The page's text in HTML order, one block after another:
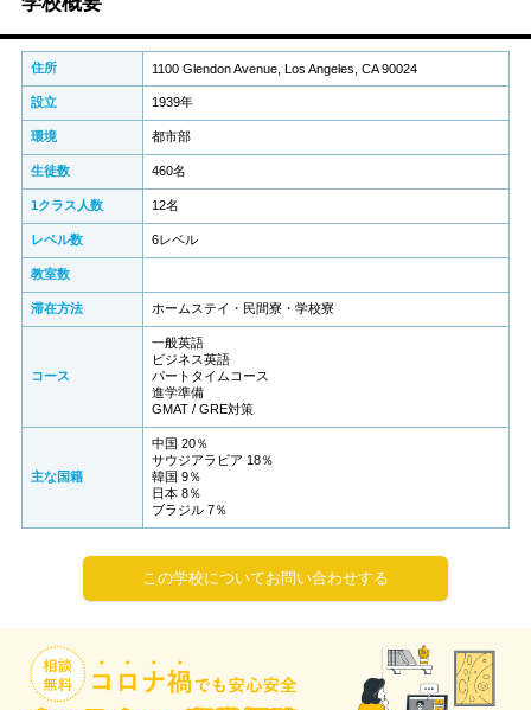
住所 1100 Glendon Avenue, Los Angeles, CA 90024
設立 1939年
環境 都市部
生徒数 460名
1クラス人数 12名
レベル数 6レベル
教室数
滞在方法 ホームステイ・民間寮・学校寮
コース
一般英語
ビジネス英語
パートタイムコース
進学準備
GMAT / GRE対策
主な国籍
中国 20％
サウジアラビア 18％
韓国 9％
日本 8％
ブラジル 7％
この学校についてお問い合わせする